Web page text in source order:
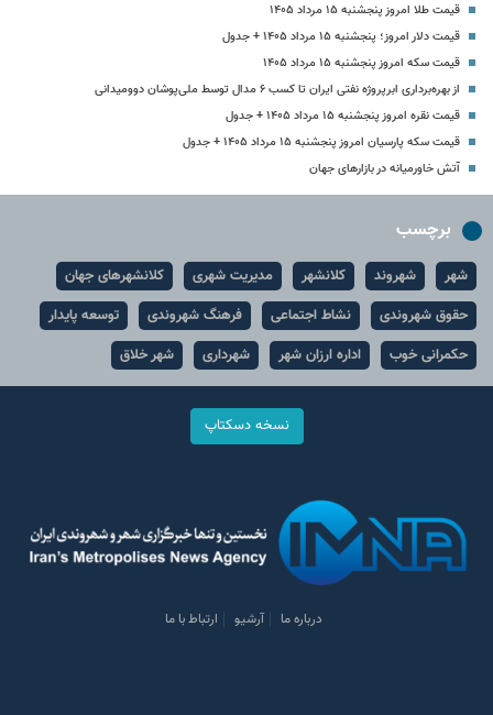
قیمت طلا امروز پنجشنبه ۱۵ مرداد ۱۴۰۵
قیمت دلار امروز؛ پنجشنبه ۱۵ مرداد ۱۴۰۵ + جدول
قیمت سکه امروز پنجشنبه ۱۵ مرداد ۱۴۰۵
از بهره‌برداری ابرپروژه نفتی ایران تا کسب ۶ مدال توسط ملی‌پوشان دوومیدانی
قیمت نقره امروز پنجشنبه ۱۵ مرداد ۱۴۰۵ + جدول
قیمت سکه پارسیان امروز پنجشنبه ۱۵ مرداد ۱۴۰۵ + جدول
آتش خاورمیانه در بازارهای جهان
برچسب
شهر شهروند کلانشهر مدیریت شهری
کلانشهرهای جهان
حقوق شهروندی
نشاط اجتماعی فرهنگ شهروندی
توسعه پایدار
حکمرانی خوب
اداره ارزان شهر شهرداری شهر خلاق
نسخه دسکتاپ
درباره ما آرشیو ارتباط با ما